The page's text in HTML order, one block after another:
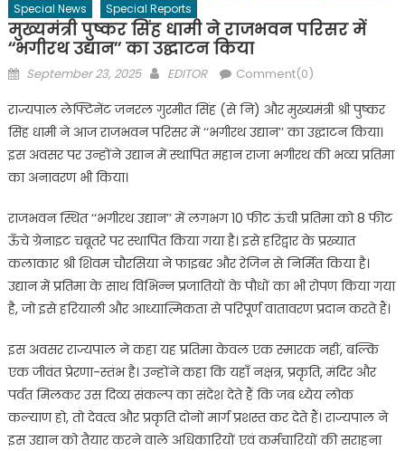
Special News
Special Reports
मुख्यमंत्री पुष्कर सिंह धामी ने राजभवन परिसर में
‘‘भगीरथ उद्यान’’ का उद्घाटन किया
Posted
September 23, 2025 Author
EDITOR Comment(0)
राज्यपाल लेफ्टिनेंट जनरल गुरमीत सिंह (से नि) और मुख्यमंत्री श्री पुष्कर
सिंह धामी ने आज राजभवन परिसर में ‘‘भगीरथ उद्यान’’ का उद्घाटन किया।
इस अवसर पर उन्होंने उद्यान में स्थापित महान राजा भगीरथ की भव्य प्रतिमा
का अनावरण भी किया।
राजभवन स्थित ‘‘भगीरथ उद्यान’’ में लगभग 10 फीट ऊंची प्रतिमा को 8 फीट
ऊँचे ग्रेनाइट चबूतरे पर स्थापित किया गया है। इसे हरिद्वार के प्रख्यात
कलाकार श्री शिवम चौरसिया ने फाइबर और रेजिन से निर्मित किया है।
उद्यान में प्रतिमा के साथ विभिन्न प्रजातियों के पौधों का भी रोपण किया गया
है, जो इसे हरियाली और आध्यात्मिकता से परिपूर्ण वातावरण प्रदान करते हैं।
इस अवसर राज्यपाल ने कहा यह प्रतिमा केवल एक स्मारक नहीं, बल्कि
एक जीवंत प्रेरणा-स्तंभ है। उन्होंने कहा कि यहाँ नक्षत्र, प्रकृति, मंदिर और
पर्वत मिलकर उस दिव्य संकल्प का संदेश देते हैं कि जब ध्येय लोक
कल्याण हो, तो देवत्व और प्रकृति दोनों मार्ग प्रशस्त कर देते हैं। राज्यपाल ने
इस उद्यान को तैयार करने वाले अधिकारियों एवं कर्मचारियों की सराहना